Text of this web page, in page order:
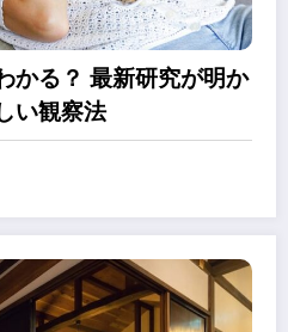
かる？ 最新研究が明か
い観察法